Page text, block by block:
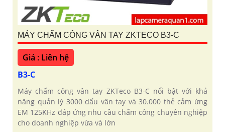
MÁY CHẤM CÔNG VÂN TAY ZKTECO B3-C
Giá : Liên hệ
B3-C
Máy chấm công vân tay ZKTeco B3-C nổi bật với khả
năng quản lý 3000 dấu vân tay và 30.000 thẻ cảm ứng
EM 125KHz đáp ứng nhu cầu chấm công chuyên nghiệp
cho doanh nghiệp vừa và lớn